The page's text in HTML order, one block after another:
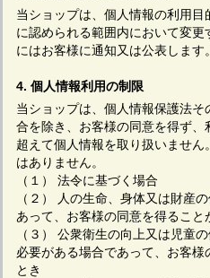
当ショップは、個人情報の利用
に認められる範囲内において変
にはお客様に通知又は公表します。
4. 個人情報利用の制限
当ショップは、個人情報保護法
合を除き、お客様の同意を得ず
超えて個人情報を取り扱いませ
はありません。
（１） 法令に基づく場合
（２） 人の生命、身体又は財産
あって、お客様の同意を得ること
（３） 公衆衛生の向上又は児童
必要がある場合であって、お客
とき